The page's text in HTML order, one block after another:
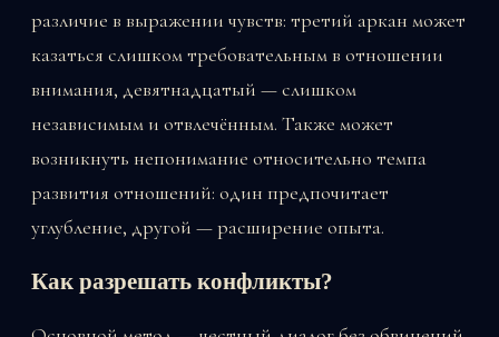
различие в выражении чувств: третий аркан может
казаться слишком требовательным в отношении
внимания, девятнадцатый — слишком
независимым и отвлечённым. Также может
возникнуть непонимание относительно темпа
развития отношений: один предпочитает
углубление, другой — расширение опыта.
Как разрешать конфликты?